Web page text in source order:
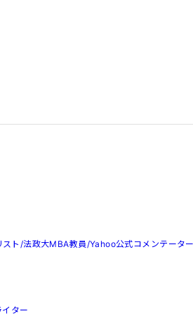
スト/法政大MBA教員/Yahoo公式コメンテータ
ター